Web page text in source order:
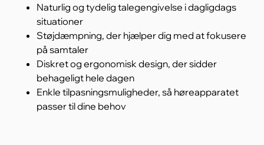
Naturlig og tydelig talegengivelse i dagligdags
situationer
Støjdæmpning, der hjælper dig med at fokusere
på samtaler
Diskret og ergonomisk design, der sidder
behageligt hele dagen
Enkle tilpasningsmuligheder, så høreapparatet
passer til dine behov